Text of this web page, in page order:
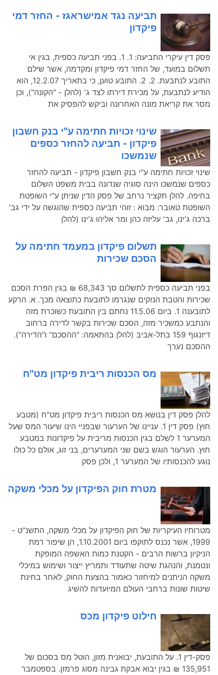
תביעה נגד אמישראגז - החזר דמי
פיקדון
פסק דין עיקרי התביעה: 1. 1. בפני תביעה כספית, בגין אי
תשלום במועד, של החזר דמי פיקדון ומקדמה, אשר שילם
התובע לנתבעת. 2. 2. התובע טוען, כי בתאריך 12.2.07, הוא
הודיע לנתבעת, על מכירת דירתו לצד ג' (להלן - "הקונה"), וכן
מסר את קריאת מונה האחרונה וביקש להפסיק את
שינוי זכויות חתימה ע"י בנק חשבון
פיקדון - תביעה להחזר כספים
שנמשכו
שינוי זכויות חתימה ע"י בנק חשבון פיקדון - תביעה להחזר
כספים שנמשכו הינה סוגיה שנדונה בבית משפט השלום
בחיפה. להלן תקציר נרחב של פסק הדין שניתן ע"י השופטת
השופטת טאובר: מבוא : זוהי תביעה כספית שהוגשה על ידי גב'
ברכה ג'ינו, גב' עליזה כהן ומר אליהו ג'ינו (להלן
תשלום פיקדון במעמד חתימה על
הסכם שכירות
בפני תביעה כספית לתשלום סך 68,343 ₪ בגין הפרת הסכם
שכירות והטבת הנזקים שנגרמו לתובעת כתוצאה מכך. א. הרקע
לתובענה 1. ביום 11.5.06 נחתם בין התובעת כשוכרת מזה
והנתבע כמשכיר מזה, הסכם שכירות בקשר לדירה ברחוב
דיזנגוף 159 בתל-אביב (להלן בהתאמה: "ההסכם" ו"הדירה").
ההסכם נערך
מס הכנסות ריבית פיקדון מט''ח
להלן פסק דין בנושא מס הכנסות ריבית פיקדון מט"ח (מטבע
חוץ) פסק דין 1. עניינו של הערעור שבפניי הינו שיעור המס שעל
המערער 1 לשלם בגין הכנסות מריבית על פיקדונות במטבע
חוץ. הערעור הוגש בשם שני המערערים, בני זוג, אולם כל כולו
נוגע להכנסותיו של המערער 1, ולכן פסק
מטרת חוק הפיקדון על מכלי משקה
מטרותיו העיקריות של חוק הפיקדון על מכלי משקה, התשנ"ט -
1999, אשר נכנס לתוקפו ביום 1.10.2001, הן שיפור רמת
הניקיון ברשות הרבים - הקטנת כמות האשפה המופקת
ונטמנת, והנהגת שיטה שתעודד ותמריץ ייצור ושימוש במיכלי
משקה הניתנים למיחזור כאמור בהצעת החוק, לאחר בחינת
שיטות שונות ברחבי העולם המיועדות להשיג
חילוט פיקדון מכס
פסק-דין 1. על התובעת, יבואנית מזון, הוטל מס בסכום של
135,951 ₪ בגין יבוא אבקת גבינה מסוג פרמזן. בספטמבר